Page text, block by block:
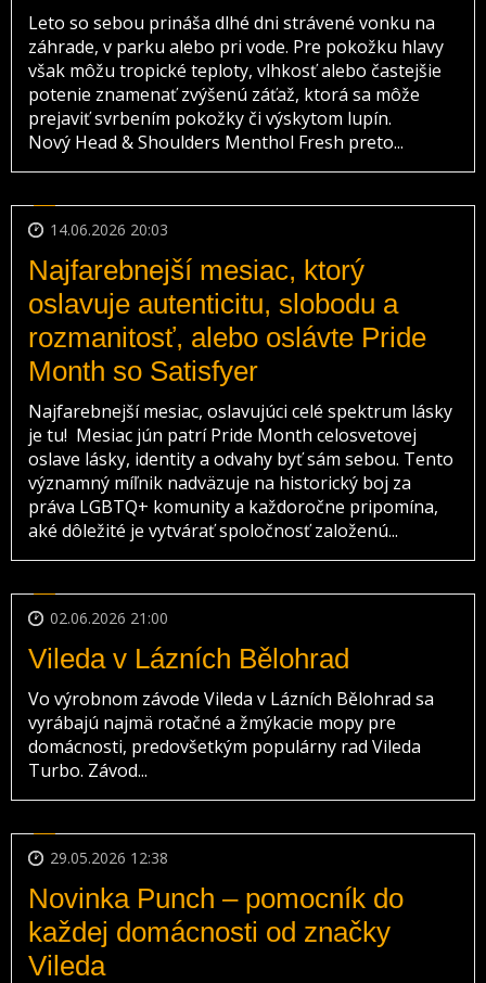
Leto so sebou prináša dlhé dni strávené vonku na
záhrade, v parku alebo pri vode. Pre pokožku hlavy
však môžu tropické teploty, vlhkosť alebo častejšie
potenie znamenať zvýšenú záťaž, ktorá sa môže
prejaviť svrbením pokožky či výskytom lupín.
Nový Head & Shoulders Menthol Fresh preto...
14.06.2026 20:03
Najfarebnejší mesiac, ktorý
oslavuje autenticitu, slobodu a
rozmanitosť, alebo oslávte Pride
Month so Satisfyer
Najfarebnejší mesiac, oslavujúci celé spektrum lásky
je tu! Mesiac jún patrí Pride Month celosvetovej
oslave lásky, identity a odvahy byť sám sebou. Tento
významný míľnik nadväzuje na historický boj za
práva LGBTQ+ komunity a každoročne pripomína,
aké dôležité je vytvárať spoločnosť založenú...
02.06.2026 21:00
Vileda v Lázních Bělohrad
Vo výrobnom závode Vileda v Lázních Bělohrad sa
vyrábajú najmä rotačné a žmýkacie mopy pre
domácnosti, predovšetkým populárny rad Vileda
Turbo. Závod...
29.05.2026 12:38
Novinka Punch – pomocník do
každej domácnosti od značky
Vileda